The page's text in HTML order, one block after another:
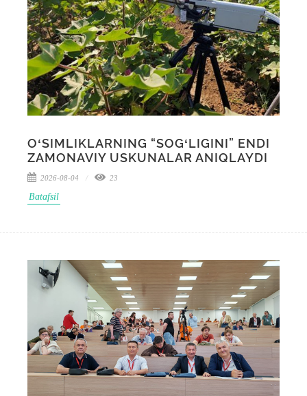
OʻSIMLIKLARNING “SOGʻLIGINI” ENDI
ZAMONAVIY USKUNALAR ANIQLAYDI
2026-08-04 23
Batafsil